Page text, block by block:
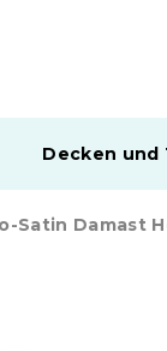
Decken und